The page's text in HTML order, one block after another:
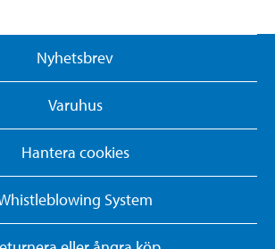
Nyhetsbrev
Varuhus
Hantera cookies
System